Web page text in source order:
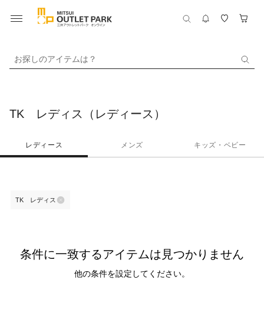
お探しのアイテムは？
TK レディス（レディース）
レディース メンズ キッズ・ベビー
TK レディス
条件に一致するアイテムは見つかりません
他の条件を設定してください。